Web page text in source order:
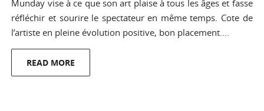
Munday vise à ce que son art plaise à tous les âges et fasse
réfléchir et sourire le spectateur en même temps. Cote de
l’artiste en pleine évolution positive, bon placement….
READ MORE